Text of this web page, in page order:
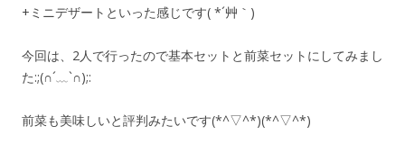
+ミニデザートといった感じです( *´艸｀)
今回は、2人で行ったので基本セットと前菜セットにしてみまし
た:;(∩´﹏`∩);:
前菜も美味しいと評判みたいです(*^▽^*)(*^▽^*)